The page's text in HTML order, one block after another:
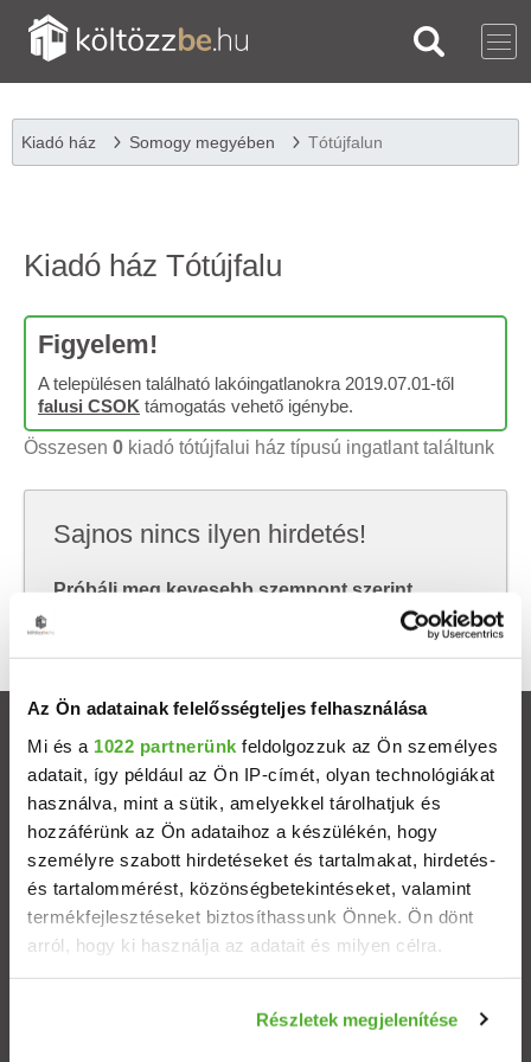
Az Ön adatainak felelősségteljes felhasználása
Mi és a 1022 partnerünk feldolgozzuk az Ön személyes
adatait, így például az Ön IP-címét, olyan technológiákat
használva, mint a sütik, amelyekkel tárolhatjuk és
hozzáférünk az Ön adataihoz a készülékén, hogy
személyre szabott hirdetéseket és tartalmakat, hirdetés-
és tartalommérést, közönségbetekintéseket, valamint
termékfejlesztéseket biztosíthassunk Önnek. Ön dönt
arról, hogy ki használja az adatait és milyen célra.
Információgyűjtés az Ön földrajzi elhelyezkedéséről
Részletek megjelenítése
Kiadó ház Somogy megyében Tótújfalun
Kiadó ház Tótújfalu
Figyelem!
A településen található lakóingatlanokra 2019.07.01-től
falusi CSOK támogatás vehető igénybe.
Összesen 0 kiadó tótújfalui ház típusú ingatlant találtunk
Sajnos nincs ilyen hirdetés!
Próbálj meg kevesebb szempont szerint
keresni, hátha akkor megtalálod, amit keresel.
Ingatlanok
Eladó házak
Eladó lakások
Települések